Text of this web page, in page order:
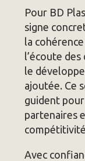
Pour BD
signe
la
l’écoute
le
ajoutée. Ce
guident
partenaires
Avec